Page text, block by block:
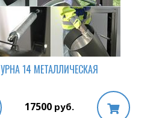
УРНА 14 МЕТАЛЛИЧЕСКАЯ
17500руб.